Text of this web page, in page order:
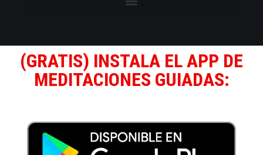
(GRATIS) INSTALA EL APP DE
MEDITACIONES GUIADAS: